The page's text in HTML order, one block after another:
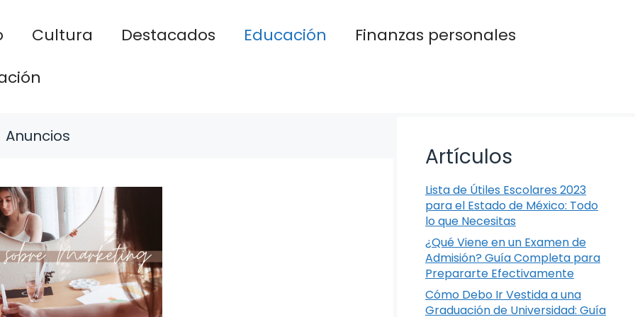
Cultura Destacados Educación
Finanzas personales
Anuncios
Artículos
Lista de Útiles Escolares 2023
para el Estado de México: Todo
lo que Necesitas
¿Qué Viene en un Examen de
Admisión? Guía Completa para
Prepararte Efectivamente
Cómo Debo Ir Vestida a una
Graduación de Universidad: Guía